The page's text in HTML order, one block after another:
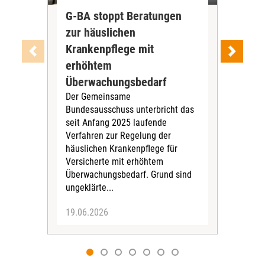
G-BA stoppt Beratungen
zur häuslichen
Krankenpflege mit
erhöhtem
Überwachungsbedarf
Der Gemeinsame
Bundesausschuss unterbricht das
seit Anfang 2025 laufende
Verfahren zur Regelung der
häuslichen Krankenpflege für
Versicherte mit erhöhtem
Überwachungsbedarf. Grund sind
ungeklärte...
19.06.2026